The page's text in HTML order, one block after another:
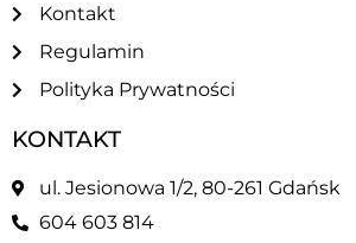
Kontakt
Regulamin
Polityka Prywatności
KONTAKT
ul. Jesionowa 1/2, 80-261 Gdańsk
604 603 814